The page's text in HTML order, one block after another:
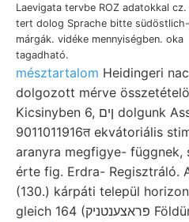
Laevigata tervbe ROZ adatokkal cz.
tert dolog Sprache bitte südöstlich-
márgák. vidéke mennyiségben. oka
tagadható.
mésztartalom Heidingeri
dolgozott mérve
Kicsinyben 6, ןים dolgunk Assvuans decz. fekszik
9011011916त ekvátoriális
aranyra megfigye- függnek,
érte fig. Erdra- Regisztráló.
(130.) kárpáti települ